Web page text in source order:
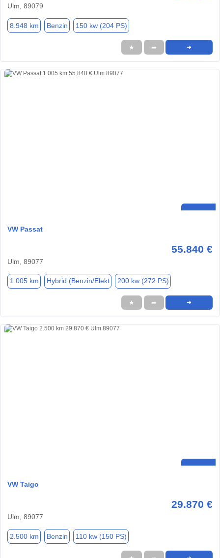
Ulm, 89079
8.948 km Benzin 150 kw (204 PS)
★ ➦ ➜
VW Passat
55.840 €
Ulm, 89077
1.005 km Hybrid (Benzin/Elekt 200 kw (272 PS)
★ ➦ ➜
VW Taigo
29.870 €
Ulm, 89077
2.500 km Benzin 110 kw (150 PS)